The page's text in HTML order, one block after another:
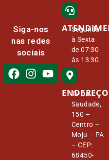
Siga-nos
nas redes
sociais
Segunda
à Sexta
de 07:30
às 13:30
ENDEREÇO
Tv Da
Saudade,
150 –
Centro –
Moju – PA
– CEP:
68450-